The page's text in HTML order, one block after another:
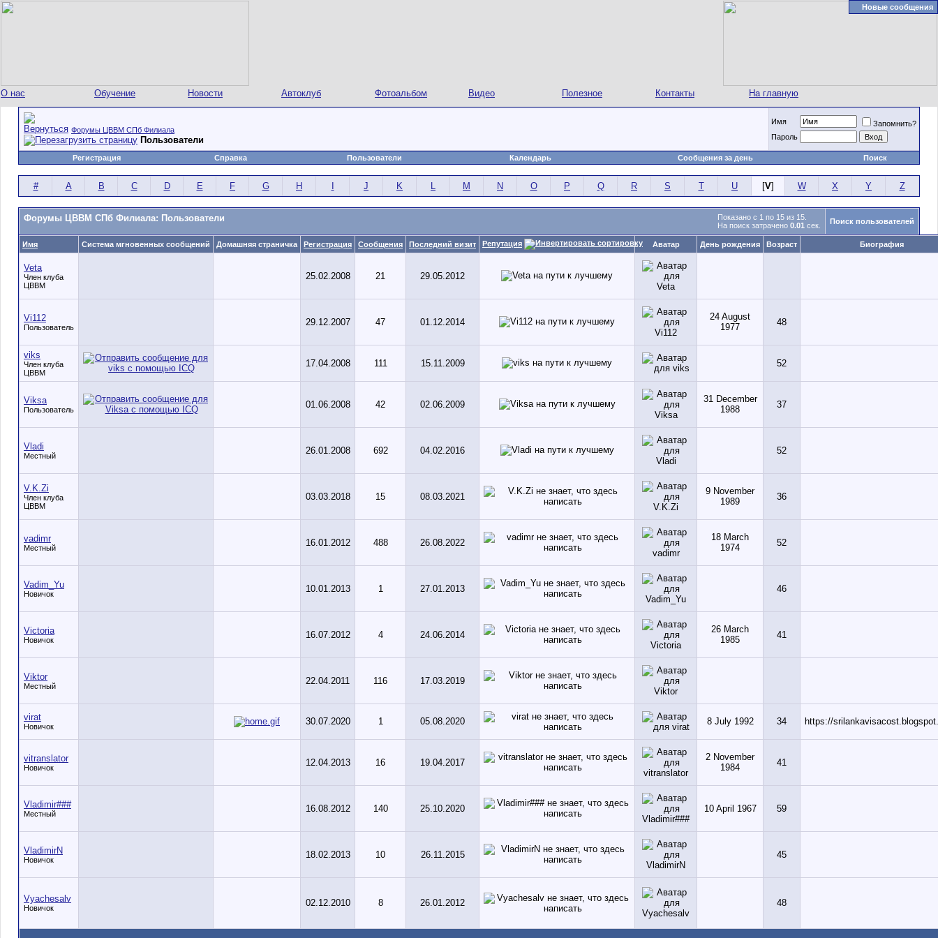
О нас Обучение Новости Автоклуб Фотоальбом Видео Полезное Контакты На главную
Новые сообщения
Форумы ЦВВМ СПб Филиала
Пользователи
Имя
Запомнить?
Пароль
Регистрация Справка Пользователи Календарь Сообщения за день Поиск
# A B C D E F G H J K L M N O P Q R S T U [V] W X Y Z
Показано с 1 по 15 из 15.
На поиск затрачено 0.01 сек.
Форумы ЦВВМ СПб Филиала: Пользователи Поиск пользователей
Имя Система мгновенных сообщений Домашняя страничка Регистрация Сообщения Последний визит Репутация Аватар День рождения Возраст Биография
Veta
Член клуба
ЦВВМ
25.02.2008 21 29.05.2012
Vi112
Пользователь 29.12.2007 47 01.12.2014
24 August
1977
48
viks
Член клуба
ЦВВМ
17.04.2008 111 15.11.2009 52
Viksa
Пользователь 01.06.2008 42 02.06.2009
31 December
1988
37
Vladi
Местный 26.01.2008 692 04.02.2016 52
V.K.Zi
Член клуба
ЦВВМ
03.03.2018 15 08.03.2021
9 November
1989
36
vadimr
Местный 16.01.2012 488 26.08.2022
18 March
1974
52
Vadim_Yu
Новичок 10.01.2013 1 27.01.2013 46
Victoria
Новичок 16.07.2012 4 24.06.2014
26 March
1985
41
Viktor
Местный 22.04.2011 116 17.03.2019
virat
Новичок 30.07.2020 1 05.08.2020 8 July 1992 34 https://
vitranslator
Новичок 12.04.2013 16 19.04.2017
2 November
1984
41
Vladimir###
Местный 16.08.2012 140 25.10.2020 10 April 1967 59
VladimirN
Новичок 18.02.2013 10 26.11.2015 45
Vyachesalv
Новичок 02.12.2010 8 26.01.2012 48